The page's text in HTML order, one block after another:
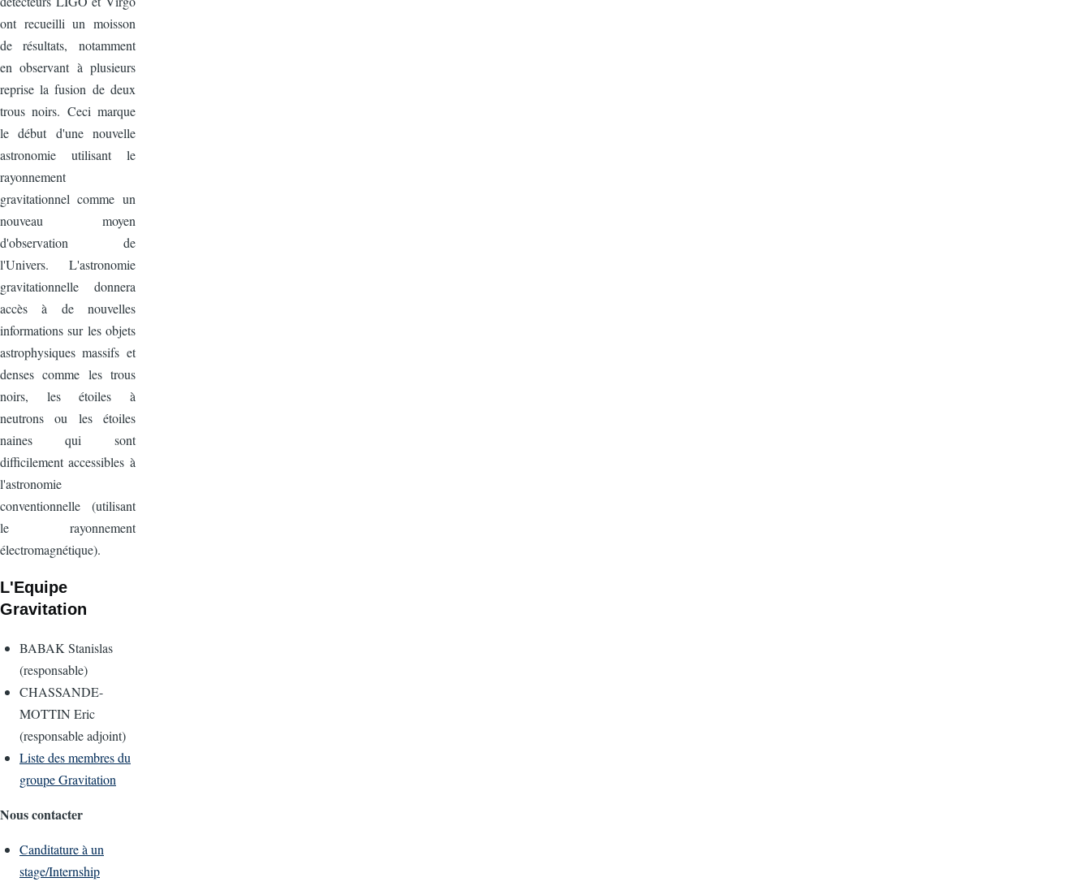
ont recueilli un moisson
de résultats, notamment
en observant à plusieurs
reprise la fusion de deux
trous noirs. Ceci marque
le début d'une nouvelle
astronomie utilisant le
rayonnement
gravitationnel comme un
nouveau moyen
d'observation de
l'Univers. L'astronomie
gravitationnelle donnera
accès à de nouvelles
informations sur les objets
astrophysiques massifs et
denses comme les trous
noirs, les étoiles à
neutrons ou les étoiles
naines qui sont
difficilement accessibles à
l'astronomie
conventionnelle (utilisant
le rayonnement
électromagnétique).
L'Equipe
Gravitation
BABAK Stanislas
(responsable)
CHASSANDE-
MOTTIN Eric
(responsable adjoint)
Liste des membres du
groupe Gravitation
Nous contacter
Canditature à un
stage/Internship